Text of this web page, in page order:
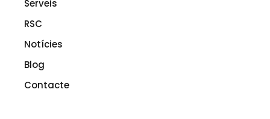
Serveis
RSC
Notícies
Blog
Contacte